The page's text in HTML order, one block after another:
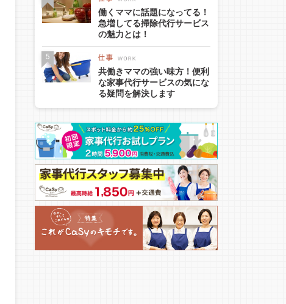
働くママに話題になってる！
急増してる掃除代行サービス
の魅力とは！
共働きママの強い味方！便利
な家事代行サービスの気にな
る疑問を解決します